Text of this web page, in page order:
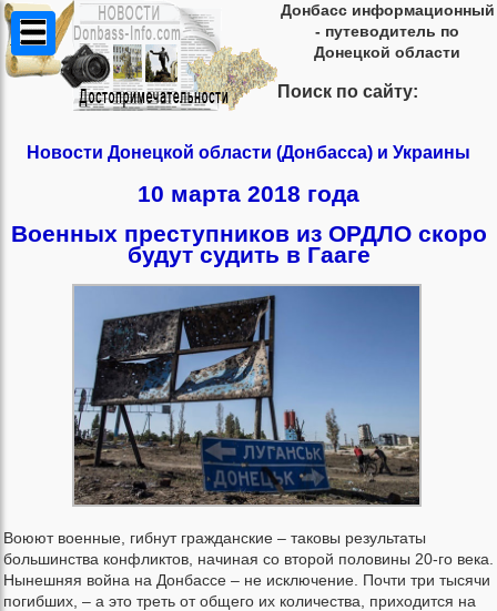
Донбасс информационный
- путеводитель по
Донецкой области
Поиск по сайту:
Новости Донецкой области (Донбасса) и Украины
10 марта 2018 года
Военных преступников из ОРДЛО скоро
будут судить в Гааге
Воюют военные, гибнут гражданские – таковы результаты
большинства конфликтов, начиная со второй половины 20-го века.
Нынешняя война на Донбассе – не исключение. Почти три тысячи
погибших, – а это треть от общего их количества, приходится на